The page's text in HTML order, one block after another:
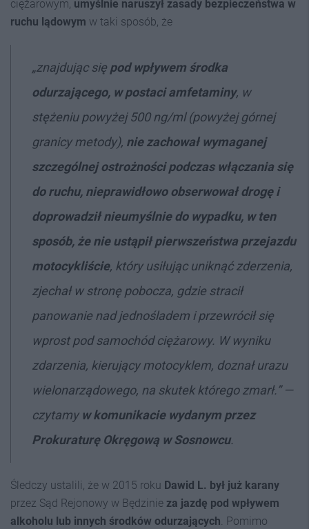
ciężarowym, umyślnie naruszył zasady bezpieczeństwa w
ruchu lądowym w taki sposób, że
„znajdując się pod wpływem środka
odurzającego, w postaci amfetaminy, w
stężeniu powyżej 500 ng/ml (powyżej górnej
granicy metody), nie zachował wymaganej
szczególnej ostrożności podczas włączania się
do ruchu, nieprawidłowo obserwował drogę i
doprowadził nieumyślnie do wypadku, w ten
sposób, że nie ustąpił pierwszeństwa przejazdu
motocykliście, który usiłując uniknąć zderzenia,
zjechał w stronę pobocza, gdzie stracił
panowanie nad jednośladem i przewrócił się
wprost pod samochód ciężarowy. W wyniku
zdarzenia, kierujący motocyklem, doznał urazu
wielonarządowego, na skutek którego zmarł.” —
czytamy w komunikacie wydanym przez
Prokuraturę Okręgową w Sosnowcu.
Śledczy ustalili, że w 2015 roku Dawid L. był już karany
przez Sąd Rejonowy w Będzinie za jazdę pod wpływem
alkoholu lub innych środków odurzających. Pomimo